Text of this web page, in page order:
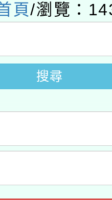
院辦理「
位及節水達
日(星期六
祈福系列
航」
地景藝術
頁/瀏覽：
搜尋